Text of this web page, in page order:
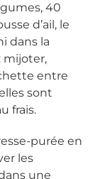
40
d’ail, le
dans la
mijoter,
entre
sont
frais.
purée en
les
une